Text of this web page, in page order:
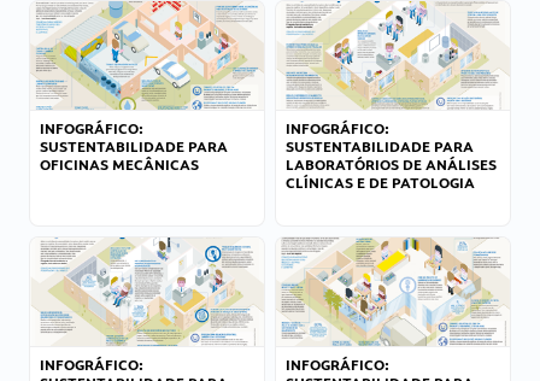
INFOGRÁFICO:
SUSTENTABILIDADE PARA
OFICINAS MECÂNICAS
INFOGRÁFICO:
SUSTENTABILIDADE PARA
LABORATÓRIOS DE ANÁLISES
CLÍNICAS E DE PATOLOGIA
INFOGRÁFICO:
INFOGRÁFICO: